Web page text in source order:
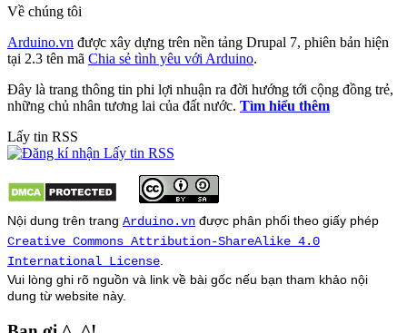
Về chúng tôi
Arduino.vn được xây dựng trên nền tảng Drupal 7, phiên bản hiện
tại 2.3 tên mã Chia sẻ tình yêu với Arduino.
Đây là trang thông tin phi lợi nhuận ra đời hướng tới cộng đồng trẻ,
những chủ nhân tương lai của đất nước. Tìm hiểu thêm
Lấy tin RSS
Nội dung trên trang Arduino.vn được phân phối theo giấy phép
Creative Commons Attribution-ShareAlike 4.0
International License
Vui lòng ghi rõ nguồn và link về bài gốc nếu bạn tham khảo nội
dung từ website này.